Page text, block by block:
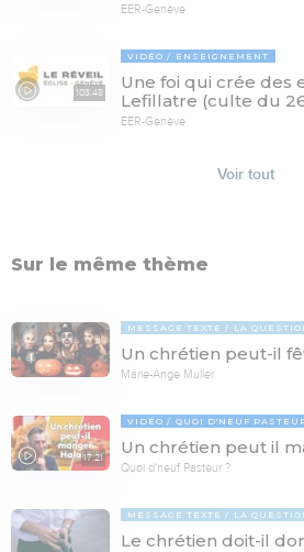
EER-Genève
103:48
VIDÉO ENSEIGNEMENT
Une foi qui crée des
Lefillatre (culte du
EER-Genève
Voir tout
Sur le même thème
MESSAGE TEXTE LA
Un chrétien peut-il
Marie-Ange Muller
17:21
VIDÉO QUOI D'NEUF
Un chrétien peut il
Quoi d'neuf Pasteur ?
MESSAGE TEXTE LA
Le chrétien doit-il